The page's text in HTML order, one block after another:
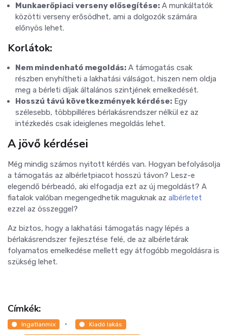
Munkaerőpiaci verseny elősegítése: A munkáltatók
közötti verseny erősödhet, ami a dolgozók számára
előnyös lehet.
Korlátok:
Nem mindenható megoldás: A támogatás csak
részben enyhítheti a lakhatási válságot, hiszen nem oldja
meg a bérleti díjak általános szintjének emelkedését.
Hosszú távú következmények kérdése: Egy
szélesebb, többpilléres bérlakásrendszer nélkül ez az
intézkedés csak ideiglenes megoldás lehet.
A jövő kérdései
Még mindig számos nyitott kérdés van. Hogyan befolyásolja
a támogatás az albérletpiacot hosszú távon? Lesz-e
elegendő bérbeadó, aki elfogadja ezt az új megoldást? A
fiatalok valóban megengedhetik maguknak az albérletet
ezzel az összeggel?
Az biztos, hogy a lakhatási támogatás nagy lépés a
bérlakásrendszer fejlesztése felé, de az albérletárak
folyamatos emelkedése mellett egy átfogóbb megoldásra is
szükség lehet.
Címkék:
Ingatlanmix Kiadó lakás